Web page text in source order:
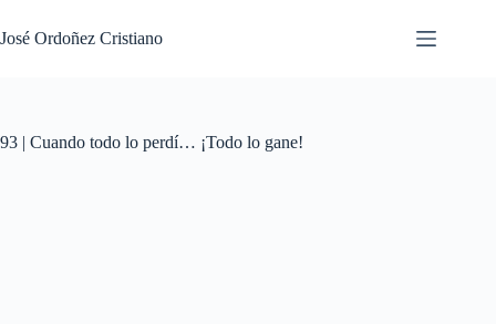
al
contenido
José Ordoñez Cristiano
93 | Cuando todo lo perdí… ¡Todo lo gane!